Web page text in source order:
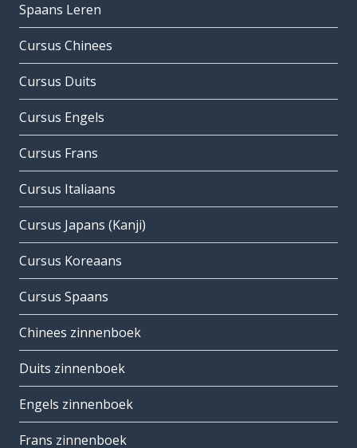
Spaans Leren
Cursus Chinees
Cursus Duits
Cursus Engels
Cursus Frans
Cursus Italiaans
Cursus Japans (Kanji)
Cursus Koreaans
Cursus Spaans
Chinees zinnenboek
Duits zinnenboek
Engels zinnenboek
Frans zinnenboek